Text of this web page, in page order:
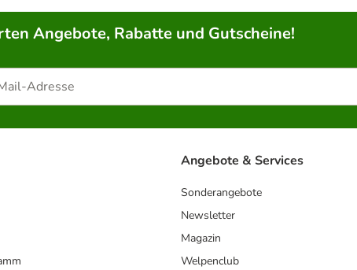
Angebote, Rabatte und Gutscheine!
Angebote & Services
Sonderangebote
Newsletter
Magazin
Welpenclub